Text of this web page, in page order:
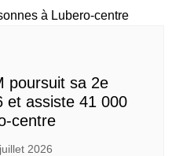
poursuit sa 2e
et assiste 41 000
centre
2026